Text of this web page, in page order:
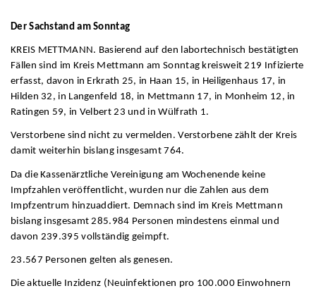
Der Sachstand am Sonntag
KREIS METTMANN. Basierend auf den labortechnisch bestätigten
Fällen sind im Kreis Mettmann am Sonntag kreisweit 219 Infizierte
erfasst, davon in Erkrath 25, in Haan 15, in Heiligenhaus 17, in
Hilden 32, in Langenfeld 18, in Mettmann 17, in Monheim 12, in
Ratingen 59, in Velbert 23 und in Wülfrath 1.
Verstorbene sind nicht zu vermelden. Verstorbene zählt der Kreis
damit weiterhin bislang insgesamt 764.
Da die Kassenärztliche Vereinigung am Wochenende keine
Impfzahlen veröffentlicht, wurden nur die Zahlen aus dem
Impfzentrum hinzuaddiert. Demnach sind im Kreis Mettmann
bislang insgesamt 285.984 Personen mindestens einmal und
davon 239.395 vollständig geimpft.
23.567 Personen gelten als genesen.
Die aktuelle Inzidenz (Neuinfektionen pro 100.000 Einwohnern